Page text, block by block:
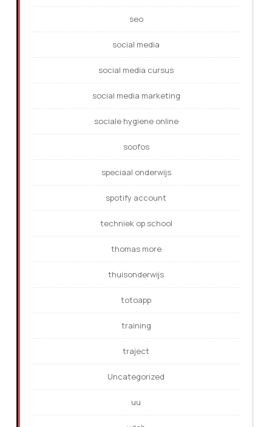
seo
social media
social media cursus
social media marketing
sociale hygiene online
soofos
speciaal onderwijs
spotify account
techniek op school
thomas more
thuisonderwijs
totoapp
training
traject
Uncategorized
uu